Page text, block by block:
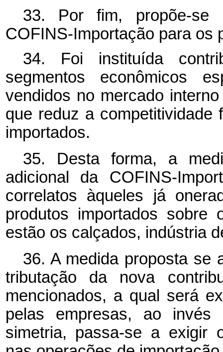
33. Por fim, propõe-se
COFINS-Importação para os
34. Foi instituída
segmentos econômicos
vendidos no mercado
que reduz a competitividade
importados.
35. Desta forma, a
adicional da COFINS-
correlatos àqueles já
produtos importados
estão os calçados, indústria
36. A medida proposta se
tributação da nova
mencionados, a qual será
pelas empresas, ao
simetria, passa-se a exigir